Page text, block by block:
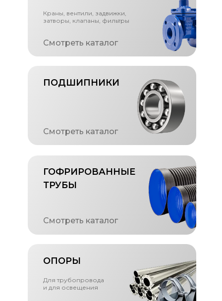
Смотреть каталог
Краны, вентили, задвижки,
затворы, клапаны, фильтры
ОПОРЫ
Для трубопровода
и для освещения
ПОДШИПНИКИ
Смотреть каталог
ГОФРИРОВАННЫЕ
ТРУБЫ
Смотреть каталог